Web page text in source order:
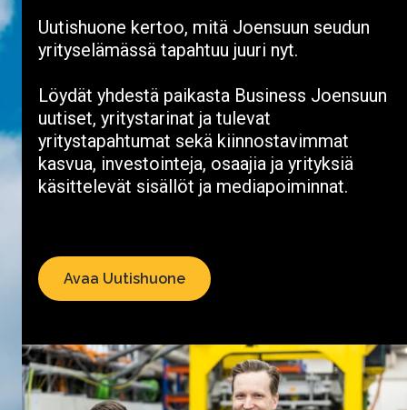
Uutishuone kertoo, mitä Joensuun seudun
yrityselämässä tapahtuu juuri nyt.
Löydät yhdestä paikasta Business Joensuun
uutiset, yritystarinat ja tulevat
yritystapahtumat sekä kiinnostavimmat
kasvua, investointeja, osaajia ja yrityksiä
käsittelevät sisällöt ja mediapoiminnat.
Avaa Uutishuone